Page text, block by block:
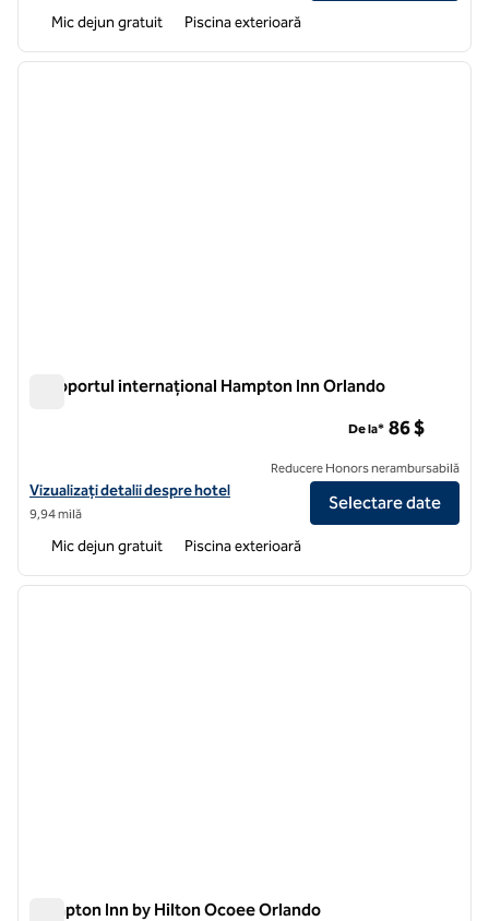
Mic dejun gratuit Piscina exterioară
1 din 11
Aeroportul internațional Hampton Inn Orlando
Vizualizați detaliile hotelului pentru Aeroportul Internațional
Vizualizați detalii despre hotel
9,94 milă
De la* 86 $
Reducere Honors nerambursabilă
Selectare date
Mic dejun gratuit Piscina exterioară
1 din 12
Hampton Inn by Hilton Ocoee Orlando